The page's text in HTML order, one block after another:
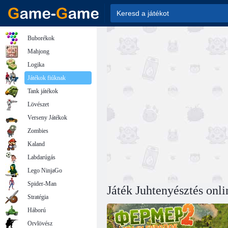
Játék Juhtenyésztés
Buborékok
Mahjong
Logika
Játékok fiúknak
Tank játékok
Lövészet
Verseny Játékok
Zombies
Kaland
Labdarúgás
Lego NinjaGo
Spider-Man
Stratégia
Háború
Orvlövész